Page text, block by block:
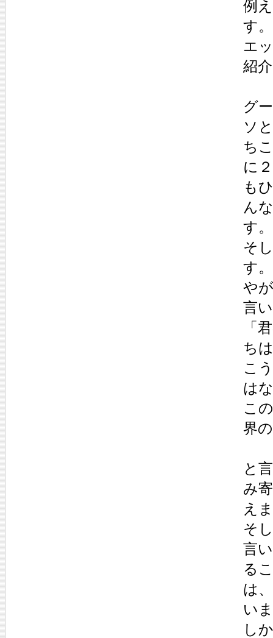
例
す。
エ
紹
グ
ソ
ち
に
も
ん
す。
そ
す
や
言
「
ち
こ
は
こ
界
と
み
え
そ
言
る
は
い
し